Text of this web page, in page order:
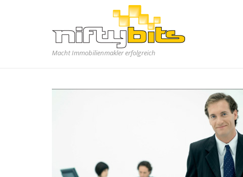
Macht Immobilienmakler erfolgreich